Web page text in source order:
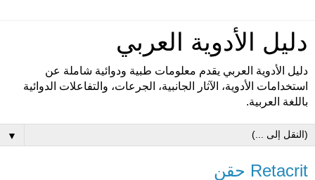
دليل الأدوية العربي
دليل الأدوية العربي يقدم معلومات طبية ودوائية شاملة عن
استخدامات الأدوية، الآثار الجانبية، الجرعات، والتفاعلات الدوائية
باللغة العربية.
▼
Retacrit حقن